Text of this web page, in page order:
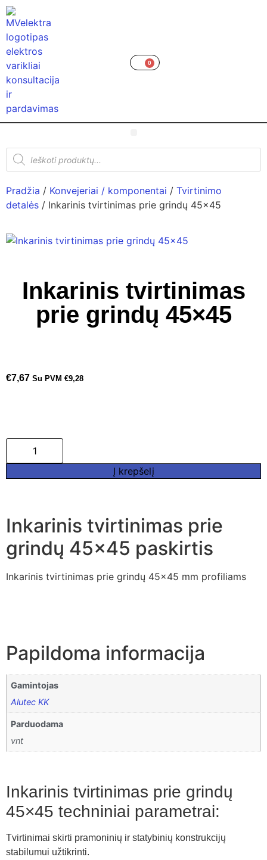
0
Pradžia / Konvejeriai / komponentai / Tvirtinimo
detalės / Inkarinis tvirtinimas prie grindų 45×45
Inkarinis tvirtinimas
prie grindų 45×45
€7,67 Su PVM €9,28
Į krepšelį
Inkarinis tvirtinimas prie
grindų 45×45 paskirtis
Inkarinis tvirtinimas prie grindų 45×45 mm profiliams
Papildoma informacija
Gamintojas
Alutec KK
Parduodama
vnt
Inkarinis tvirtinimas prie grindų
45×45 techniniai parametrai:
Tvirtinimai skirti pramoninių ir statybinių konstrukcijų
stabilumui užtikrinti.